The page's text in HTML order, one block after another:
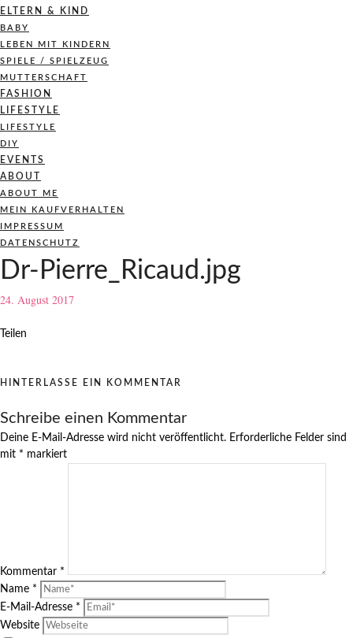
ELTERN & KIND
BABY
LEBEN MIT KINDERN
SPIELE / SPIELZEUG
MUTTERSCHAFT
FASHION
LIFESTYLE
LIFESTYLE
DIY
EVENTS
ABOUT
ABOUT ME
MEIN KAUFVERHALTEN
IMPRESSUM
DATENSCHUTZ
Dr-Pierre_Ricaud.jpg
24. August 2017
Teilen
HINTERLASSE EIN KOMMENTAR
Schreibe einen Kommentar
Deine E-Mail-Adresse wird nicht veröffentlicht. Erforderliche Felder sind
mit * markiert
Kommentar *
Name *
E-Mail-Adresse *
Website